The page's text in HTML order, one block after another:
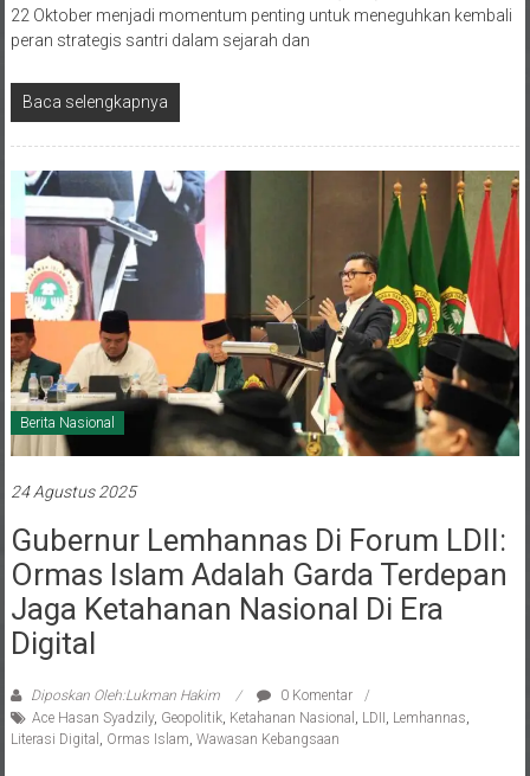
22 Oktober menjadi momentum penting untuk meneguhkan kembali
peran strategis santri dalam sejarah dan
Baca selengkapnya
Berita Nasional
24 Agustus 2025
Gubernur Lemhannas Di Forum LDII:
Ormas Islam Adalah Garda Terdepan
Jaga Ketahanan Nasional Di Era
Digital
Diposkan Oleh:Lukman Hakim
0 Komentar
Ace Hasan Syadzily, Geopolitik, Ketahanan Nasional , LDII , Lemhannas,
Literasi Digital , Ormas Islam, Wawasan Kebangsaan